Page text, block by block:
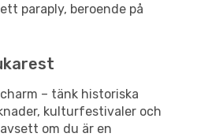
paraply, beroende på
– tänk historiska
kulturfestivaler och
om du är en